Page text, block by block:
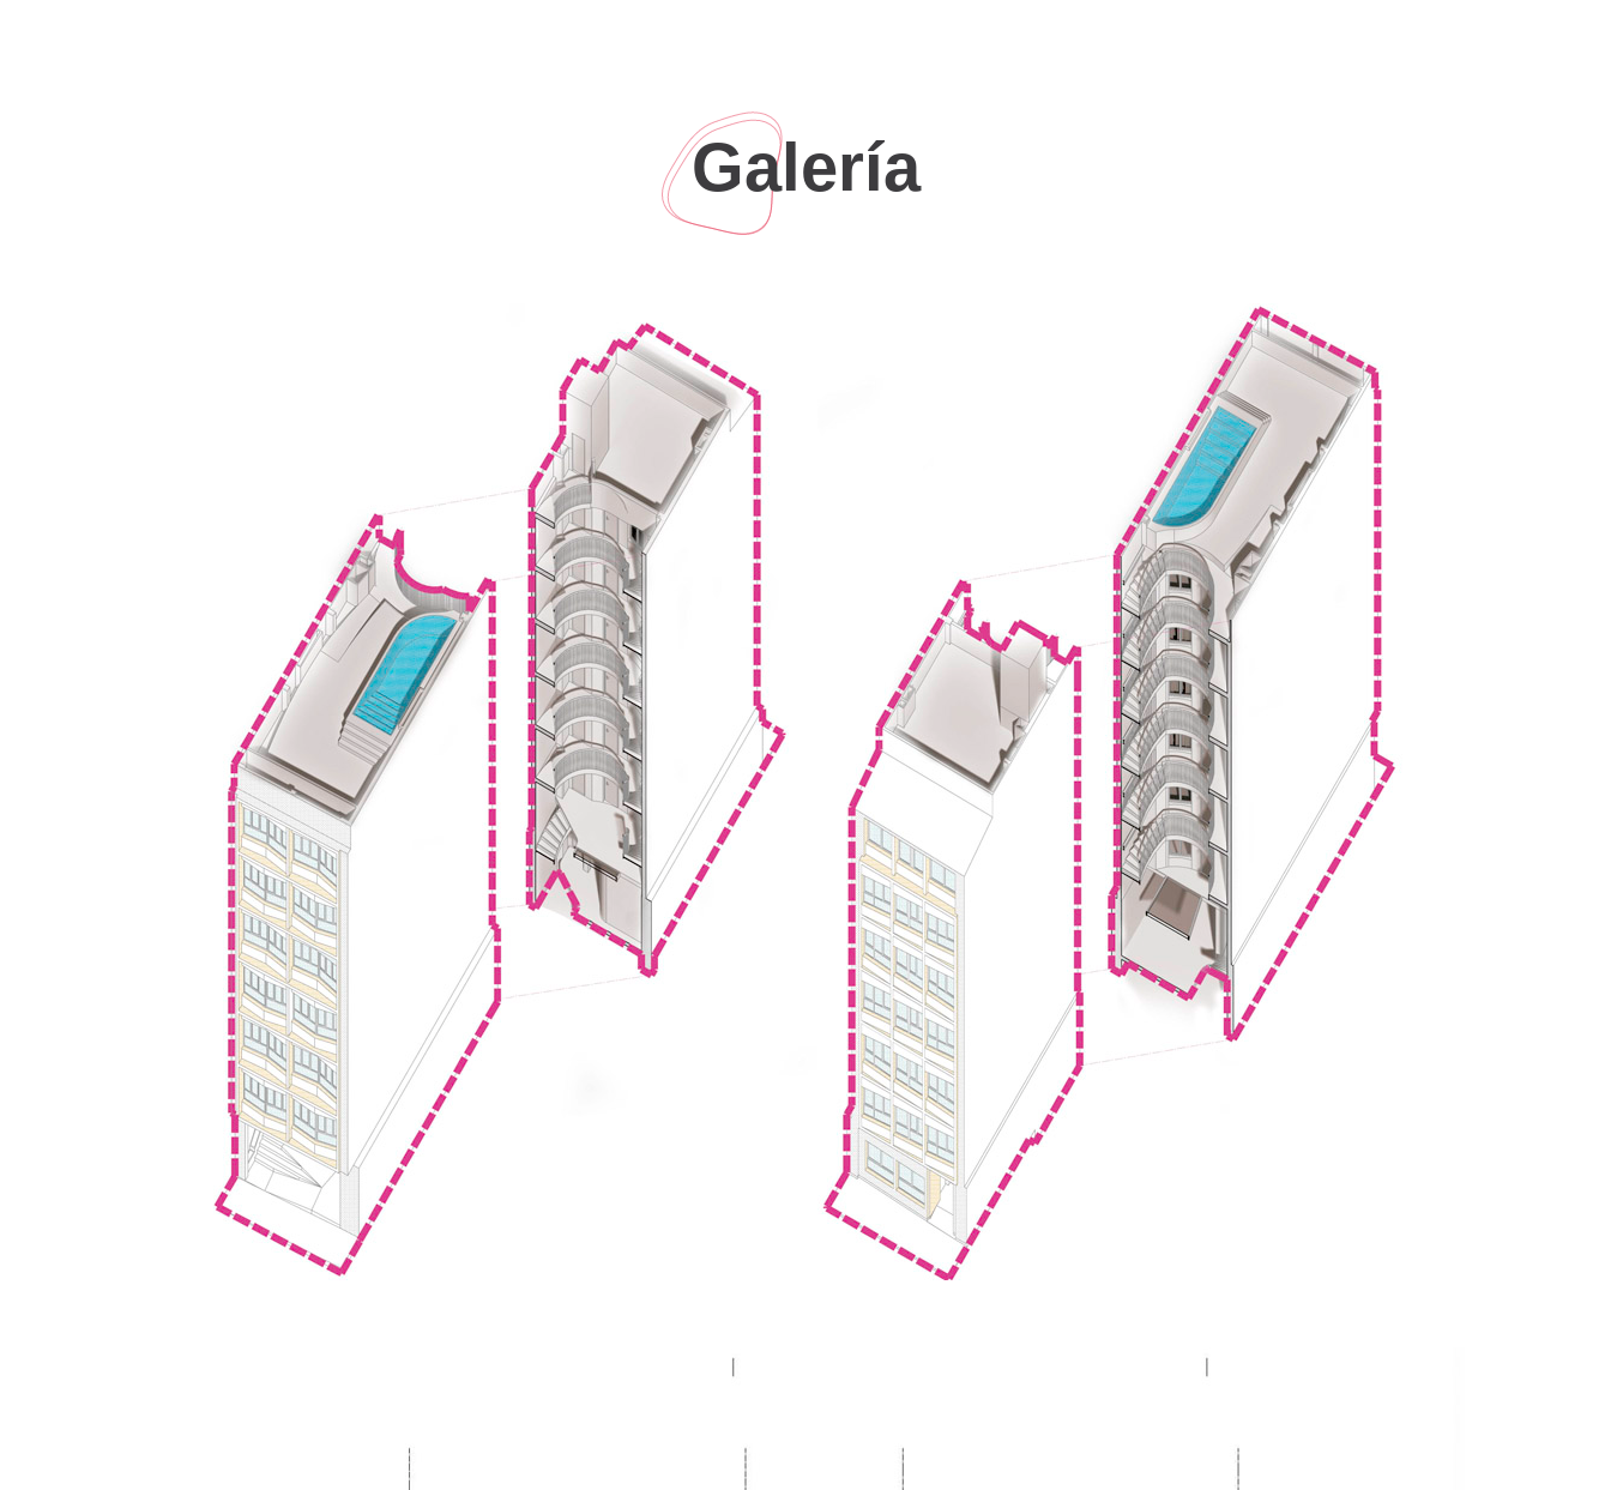
El encargo consiste en reconvertir el edificio en un aparthotel, con servicios comunes en
sótano (sala reuniones, gimnasio, ludoteca,…), planta baja (recepción, zona café) y en
terraza (piscina y zona de descanso). Las plantas de piso serán destinadas a
apartamentos de corta y media estancia.
nuevo uso. En nuestra opinión, el esquema más interesante espacialmente para resolverlo
sería aunar en una única gran pieza abierta circular con escalera, ascensor, patio de
iluminación y corredor de habitaciones. Sin embargo, la normativa de incendios (estamos
en un edificio de PB+6 alturas) no contempla esta solución como “tipo”.
A este punto siguió un largo desarrollo técnico con simulación de evacuación de personas,
evacuación de humos y complejos cálculos de ventilación desarrollados en colaboración
con la ingeniería Ipydo que, junto con un sistema de dispositivos mecánicos que permiten
sellar las ventanas al patio en caso de incendio, finalmente permitió validar y llevar
adelante el esquema planteado.
La restauración de la forma de fachada original, con una reinterpretación de los acabados
en forma de contraste de color amarillo/negro, supuso una batalla administrativa
interesante; resulta que el edificio, de PB+6 alturas, es considerado por la normativa
(redactada mucho después de su construcción) como “fuera de ordenación”. Debido a ello,
cualquier modificación de las fachadas (retirar una reja metálica impropia del diseño
original) obligaría a construir unas nuevas de orden clásico, único estilo admisible para una
obra nueva según normativa vigente para esa zona del centro de Alicante.
Con esta normativa en la mano pudiera pensarse que la arquitectura moderna alicantina no
forma parte del patrimonio a preservar, y que la única arquitectura característica del centro
es la construida un siglo y medio atrás. Sin embargo, fue de agradecer que finalmente los
técnicos municipales interpretasen dicha norma de forma que se nos permitiese recuperar
la fachada original sin necesidad de su reconstrucción completa según un estilo que nada
tendría que ver con el que planteó Paco Muñoz.
Galería